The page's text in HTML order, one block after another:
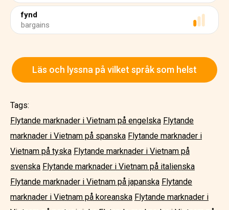
fynd
bargains
Läs och lyssna på vilket språk som helst
Tags:
Flytande marknader i Vietnam på engelska Flytande
marknader i Vietnam på spanska Flytande marknader i
Vietnam på tyska Flytande marknader i Vietnam på
svenska Flytande marknader i Vietnam på italienska
Flytande marknader i Vietnam på japanska Flytande
marknader i Vietnam på koreanska Flytande marknader i